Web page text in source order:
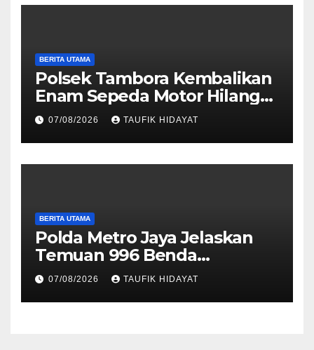
BERITA UTAMA
Polsek Tambora Kembalikan
Enam Sepeda Motor Hilang
kepada Pemilik, Wujud Nyata
Pelayanan Presisi Polri
07/08/2026 TAUFIK HIDAYAT
BERITA UTAMA
Polda Metro Jaya Jelaskan
Temuan 996 Benda
Menyerupai Senjata di
Yayasan Jaksel
07/08/2026 TAUFIK HIDAYAT